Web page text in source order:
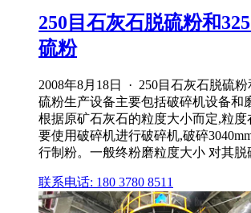
250目石灰石脱硫粉和
硫粉
2008年8月18日 · 250目石灰石脱硫
硫粉生产设备主要包括破碎机设备和
根据原矿石灰石的粒度大小而定,粒度
要使用破碎机进行破碎机,破碎
行制粉。一般终粉磨粒度大小 对其脱
联系电话: 180 3780 8511